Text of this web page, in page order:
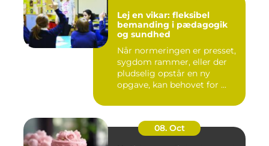
Lej en vikar: fleksibel
bemanding i pædagogik
og sundhed
Når normeringen er presset,
sygdom rammer, eller der
pludselig opstår en ny
opgave, kan behovet for ...
08. Oct